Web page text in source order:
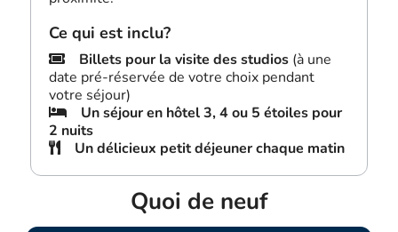
Ce qui est inclu?
Billets pour la visite des studios (à une
date pré-réservée de votre choix pendant
votre séjour)
Un séjour en hôtel 3, 4 ou 5 étoiles pour
2 nuits
Un délicieux petit déjeuner chaque matin
Quoi de neuf